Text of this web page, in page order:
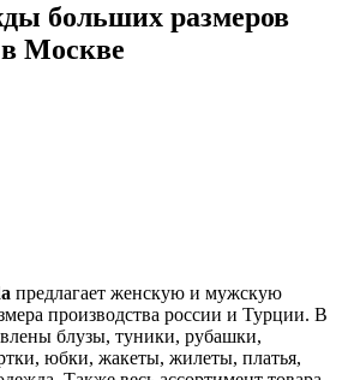
больших размеров
Москве
предлагает женскую и мужскую
производства россии и Турции. В
блузы, туники, рубашки,
юбки, жакеты, жилеты, платья,